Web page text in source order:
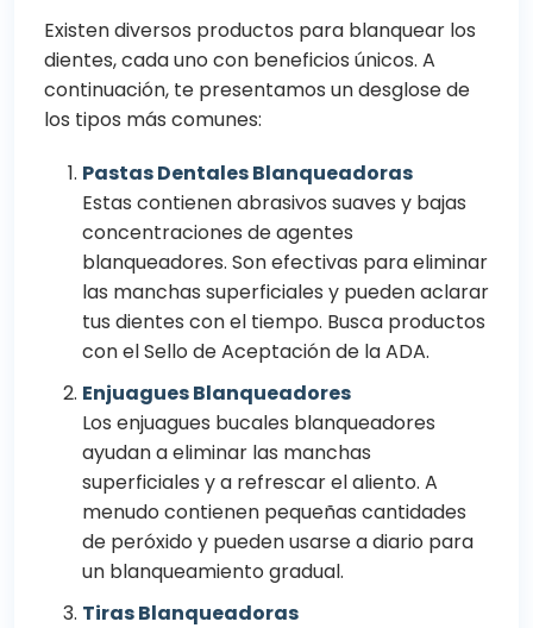
Existen diversos productos para blanquear los
dientes, cada uno con beneficios únicos. A
continuación, te presentamos un desglose de
los tipos más comunes:
Pastas Dentales Blanqueadoras
Estas contienen abrasivos suaves y bajas
concentraciones de agentes
blanqueadores. Son efectivas para eliminar
las manchas superficiales y pueden aclarar
tus dientes con el tiempo. Busca productos
con el Sello de Aceptación de la ADA.
Enjuagues Blanqueadores
Los enjuagues bucales blanqueadores
ayudan a eliminar las manchas
superficiales y a refrescar el aliento. A
menudo contienen pequeñas cantidades
de peróxido y pueden usarse a diario para
un blanqueamiento gradual.
Tiras Blanqueadoras